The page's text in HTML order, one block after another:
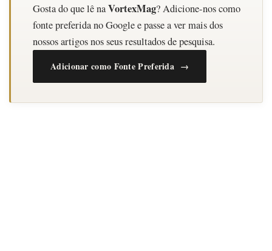
Gosta do que lê naVortexMag? Adicione-nos como
fonte preferida no Google e passe a ver mais dos
nossos artigos nos seus resultados de pesquisa.
Adicionar como Fonte Preferida →